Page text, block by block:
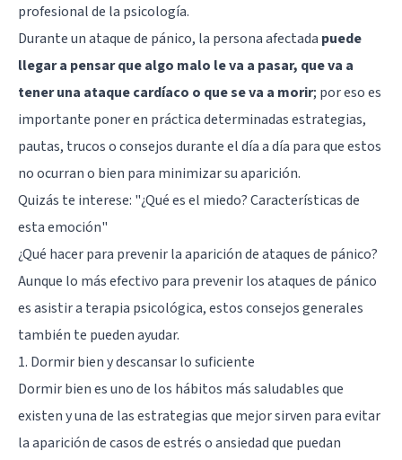
profesional de la psicología.
Durante un ataque de pánico, la persona afectada puede
llegar a pensar que algo malo le va a pasar, que va a
tener una ataque cardíaco o que se va a morir; por eso es
importante poner en práctica determinadas estrategias,
pautas, trucos o consejos durante el día a día para que estos
no ocurran o bien para minimizar su aparición.
Quizás te interese: "¿Qué es el miedo? Características de
esta emoción"
¿Qué hacer para prevenir la aparición de ataques de pánico?
Aunque lo más efectivo para prevenir los ataques de pánico
es asistir a terapia psicológica, estos consejos generales
también te pueden ayudar.
1. Dormir bien y descansar lo suficiente
Dormir bien es uno de los hábitos más saludables que
existen y una de las estrategias que mejor sirven para evitar
la aparición de casos de estrés o ansiedad que puedan